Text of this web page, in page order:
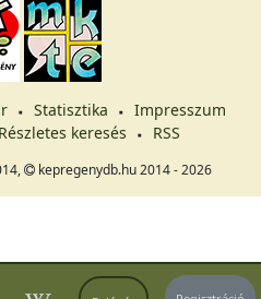
Statisztika
Impresszum
Részletes keresés RSS
kepregenydb.hu 2014 - 2026